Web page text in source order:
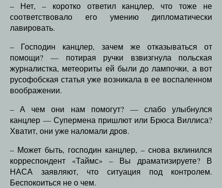
– Нет, – коротко ответил канцлер, что тоже не
соответствовало его умению дипломатически
лавировать.
– Господин канцлер, зачем же отказываться от
помощи? — потирая ручки взвизгнула польская
журналистка, метеориты ей были до лампочки, а вот
русофобская статья уже возникала в ее воспаленном
воображении.
– А чем они нам помогут? — слабо улыбнулся
канцлер — Супермена пришлют или Брюса Виллиса?
Хватит, они уже наломали дров.
– Может быть, господин канцлер, – снова вклинился
корреспондент «Таймс» – Вы драматизируете? В
НАСА заявляют, что ситуация под контролем.
Беспокоиться не о чем.